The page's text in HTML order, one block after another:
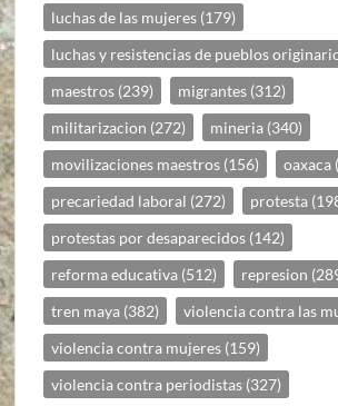
luchas de las mujeres (179)
luchas y resistencias de pueblos
maestros (239) migrantes (312)
militarizacion (272) mineria (340)
movilizaciones maestros (156) oaxaca
precariedad laboral (272) protesta
protestas por desaparecidos (142)
reforma educativa (512) represion
tren maya (382) violencia contra las
violencia contra mujeres (159)
violencia contra periodistas (327)